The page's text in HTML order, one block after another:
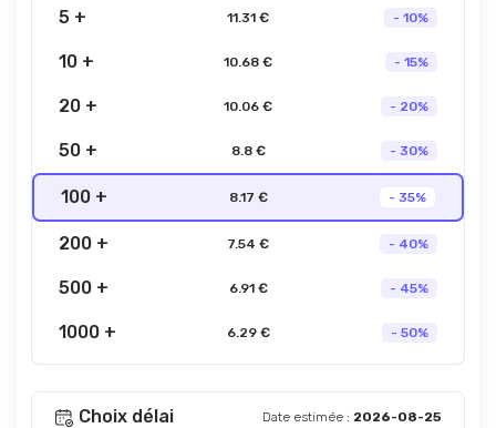
5 + 11.31 € - 10%
10 + 10.68 € - 15%
20 + 10.06 € - 20%
50 + 8.8 € - 30%
100 + 8.17 € - 35%
200 + 7.54 € - 40%
500 + 6.91 € - 45%
1000 + 6.29 € - 50%
Choix délai Date estimée : 2026-08-25